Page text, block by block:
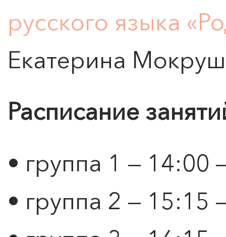
ПОИСК ПО МЕРОПРИЯТИЯМ
русского языка
Екатерина
Расписание
• группа 1 — 14:00
• группа 2 — 15:15